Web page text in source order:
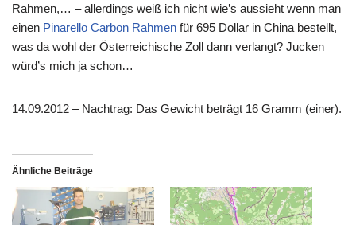
Rahmen,… – allerdings weiß ich nicht wie’s aussieht wenn man
einen Pinarello Carbon Rahmen für 695 Dollar in China bestellt,
was da wohl der Österreichische Zoll dann verlangt? Jucken
würd’s mich ja schon…
14.09.2012 – Nachtrag: Das Gewicht beträgt 16 Gramm (einer).
Ähnliche Beiträge